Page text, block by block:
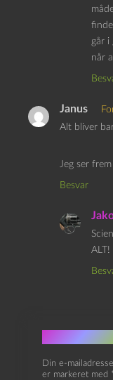
går i
når
Janus
Alt bliver
Jeg ser
Besvar
ALT!
Skriv et
Din e-
er markeret med